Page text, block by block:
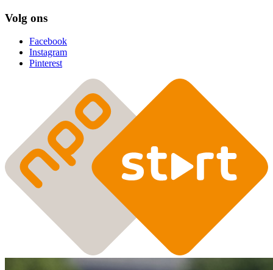
Volg ons
Facebook
Instagram
Pinterest